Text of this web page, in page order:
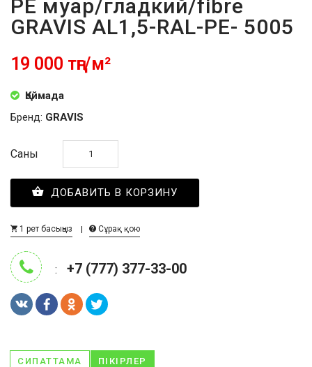
PE муар/гладкий/fibre
GRAVIS AL1,5-RAL-PE- 5005
19 000 тңг/м²
Қоймада
Бренд: GRAVIS
Саны
ДОБАВИТЬ В КОРЗИНУ
1 рет басыңыз Сұрақ қою
: +7 (777) 377-33-00
СИПАТТАМА ПІКІРЛЕР